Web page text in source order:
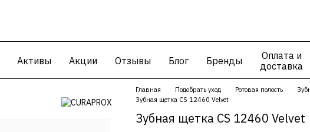
Активы Акции Отзывы Блог Бренды
Оплата и
доставка
Главная Подобрать уход Ротовая полость
Зубная щетка CS 12460 Velvet
Зубная щетка CS 12460 Velvet